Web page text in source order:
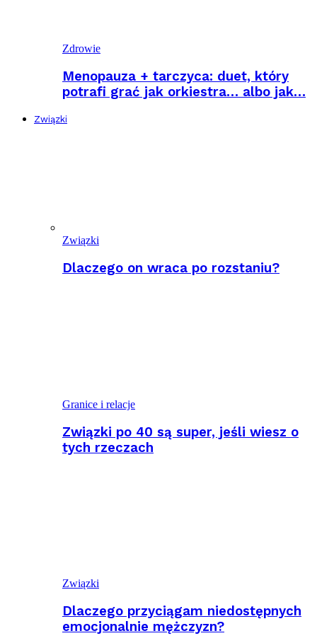
Zdrowie
Menopauza + tarczyca: duet, który
potrafi grać jak orkiestra… albo jak…
Związki
Związki
Dlaczego on wraca po rozstaniu?
Granice i relacje
Związki po 40 są super, jeśli wiesz o
tych rzeczach
Związki
Dlaczego przyciągam niedostępnych
emocjonalnie mężczyzn?